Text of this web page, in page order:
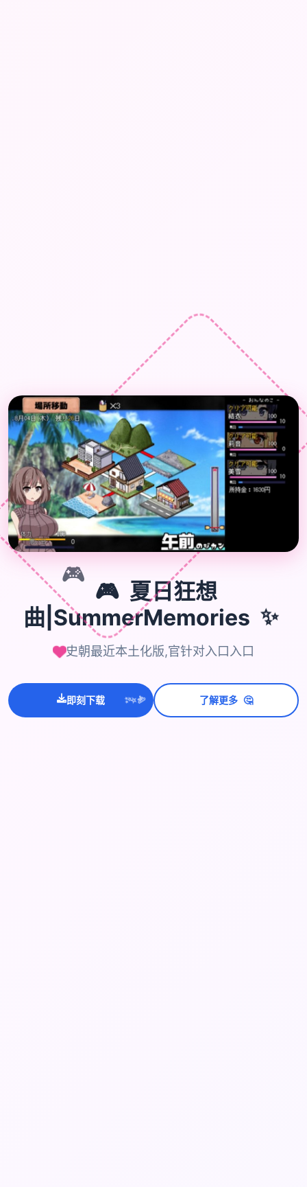
🎮
🎮 夏日狂想
曲|SummerMemories ✨
史朝最近本土化版,官针对入口入口
即刻下载 ✨
⭐💫 了解更多 🤔